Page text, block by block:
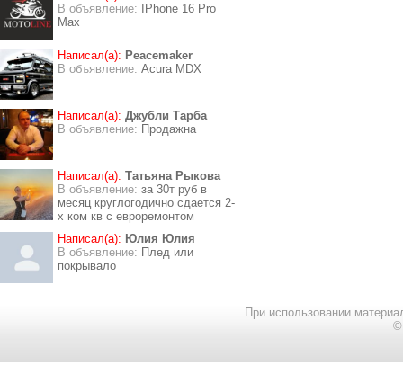
В объявление:
IPhone 16 Pro
Max
Написал(а): Peacemaker
В объявление: Acura MDX
Написал(а): Джубли Тарба
В объявление: Продажна
Написал(а): Татьяна Рыкова
В объявление: за 30т руб в
месяц круглогодично сдается 2-
х ком кв с евроремонтом
Написал(а): Юлия Юлия
В объявление: Плед или
покрывало
При использовании